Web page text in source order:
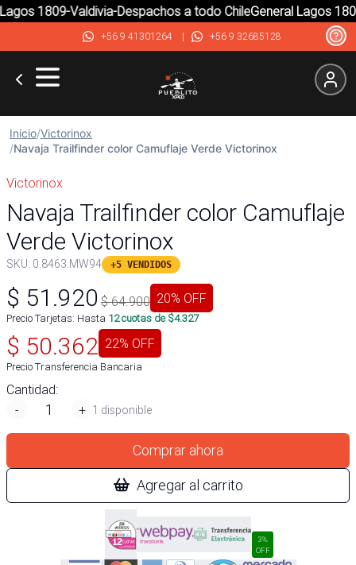
1809-Valdivia-Despachos a todo ChileGeneral Lagos
+56 9 41301264| +56 9 32685128
Inicio/Victorinox
/Navaja Trailfinder color Camuflaje Verde Victorinox
Victorinox
Navaja Trailfinder color Camuflaje
Verde Victorinox
SKU: 0.8463.MW94 +5 VENDIDOS
$ 51.920 $64.900 20% OFF
Precio Tarjetas: Hasta 12cuotas de $4.327
$ 50.362 22% OFF
Precio Transferencia Bancaria
Cantidad:
-
+ 1 disponible
Comprar ahora
Agregar al carrito
3%
OFF